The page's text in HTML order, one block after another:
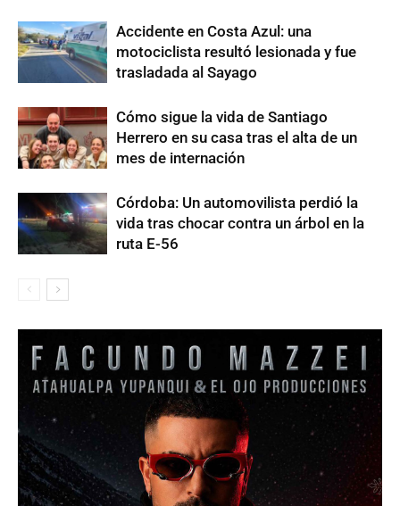
Accidente en Costa Azul: una
motociclista resultó lesionada y fue
trasladada al Sayago
Cómo sigue la vida de Santiago
Herrero en su casa tras el alta de un
mes de internación
Córdoba: Un automovilista perdió la
vida tras chocar contra un árbol en la
ruta E-56